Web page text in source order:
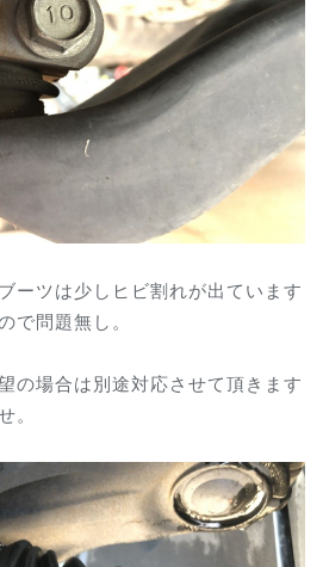
ーツは少しヒビ割れが出ています
で問題無し。
の場合は別途対応させて頂きます
。